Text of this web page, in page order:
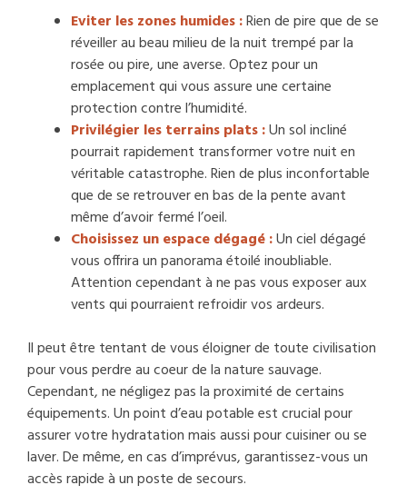
Eviter les zones humides :Rien de pire que de se
réveiller au beau milieu de la nuit trempé par la
rosée ou pire, une averse. Optez pour un
emplacement qui vous assure une certaine
protection contre l’humidité.
Privilégier les terrains plats :Un sol incliné
pourrait rapidement transformer votre nuit en
véritable catastrophe. Rien de plus inconfortable
que de se retrouver en bas de la pente avant
même d’avoir fermé l’oeil.
Choisissez un espace dégagé :Un ciel dégagé
vous offrira un panorama étoilé inoubliable.
Attention cependant à ne pas vous exposer aux
vents qui pourraient refroidir vos ardeurs.
Il peut être tentant de vous éloigner de toute civilisation
pour vous perdre au coeur de la nature sauvage.
Cependant, ne négligez pas la proximité de certains
équipements. Un point d’eau potable est crucial pour
assurer votre hydratation mais aussi pour cuisiner ou se
laver. De même, en cas d’imprévus, garantissez-vous un
accès rapide à un poste de secours.